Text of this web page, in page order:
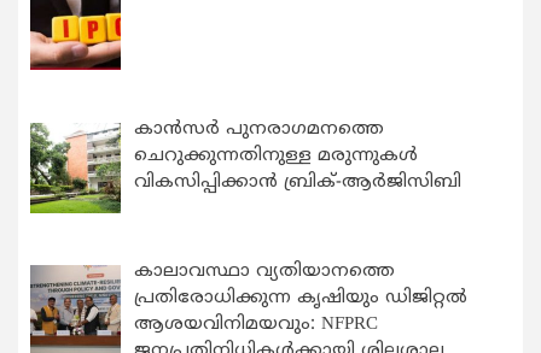
കാന്‍സര്‍ പുനരാഗമനത്തെ
ചെറുക്കുന്നതിനുള്ള മരുന്നുകള്‍
വികസിപ്പിക്കാന്‍ ബ്രിക്-ആര്‍ജിസിബി
കാലാവസ്ഥാ വ്യതിയാനത്തെ
പ്രതിരോധിക്കുന്ന കൃഷിയും ഡിജിറ്റൽ
ആശയവിനിമയവും: NFPRC